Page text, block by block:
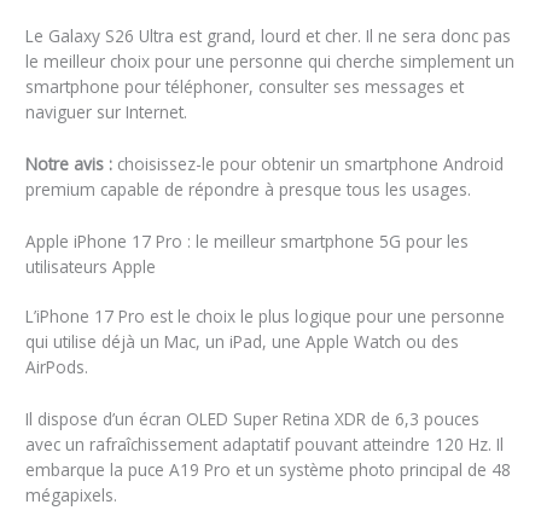
Le Galaxy S26 Ultra est grand, lourd et cher. Il ne sera donc pas
le meilleur choix pour une personne qui cherche simplement un
smartphone pour téléphoner, consulter ses messages et
naviguer sur Internet.
Notre avis : choisissez-le pour obtenir un smartphone Android
premium capable de répondre à presque tous les usages.
Apple iPhone 17 Pro : le meilleur smartphone 5G pour les
utilisateurs Apple
L’iPhone 17 Pro est le choix le plus logique pour une personne
qui utilise déjà un Mac, un iPad, une Apple Watch ou des
AirPods.
Il dispose d’un écran OLED Super Retina XDR de 6,3 pouces
avec un rafraîchissement adaptatif pouvant atteindre 120 Hz. Il
embarque la puce A19 Pro et un système photo principal de 48
mégapixels.